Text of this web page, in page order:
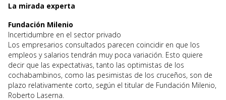
La mirada experta
Fundación Milenio
Incertidumbre en el sector privado
Los empresarios consultados parecen coincidir en que los
empleos y salarios tendrán muy poca variación. Esto quiere
decir que las expectativas, tanto las optimistas de los
cochabambinos, como las pesimistas de los cruceños, son de
plazo relativamente corto, según el titular de Fundación Milenio,
Roberto Laserna.